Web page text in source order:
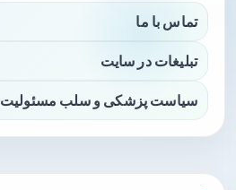
تماس با ما
تبلیغات در سایت
سیاست پزشکی و سلب مسئولیت